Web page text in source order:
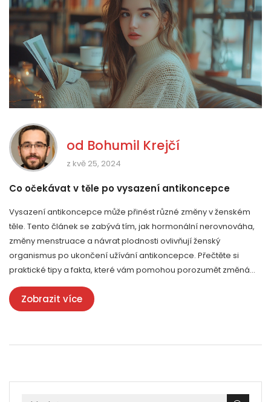
od Bohumil Krejčí
z kvě 25, 2024
Co očekávat v těle po vysazení antikoncepce
Vysazení antikoncepce může přinést různé změny v ženském
těle. Tento článek se zabývá tím, jak hormonální nerovnováha,
změny menstruace a návrat plodnosti ovlivňují ženský
organismus po ukončení užívání antikoncepce. Přečtěte si
praktické tipy a fakta, které vám pomohou porozumět změnám
a lépe se na ně připravit.
Zobrazit více